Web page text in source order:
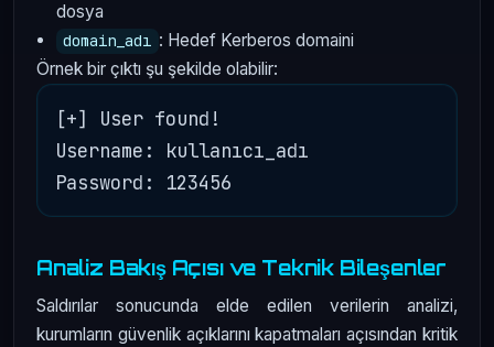
dosya
domain_adı : Hedef Kerberos domaini
Örnek bir çıktı şu şekilde olabilir:
[+] User found!
Username: kullanıcı_adı
Analiz Bakış Açısı ve Teknik Bileşenler
Saldırılar sonucunda elde edilen verilerin analizi,
kurumların güvenlik açıklarını kapatmaları açısından kritik